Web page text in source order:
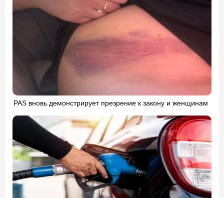
PAS вновь демонстрирует презрение к закону и женщинам